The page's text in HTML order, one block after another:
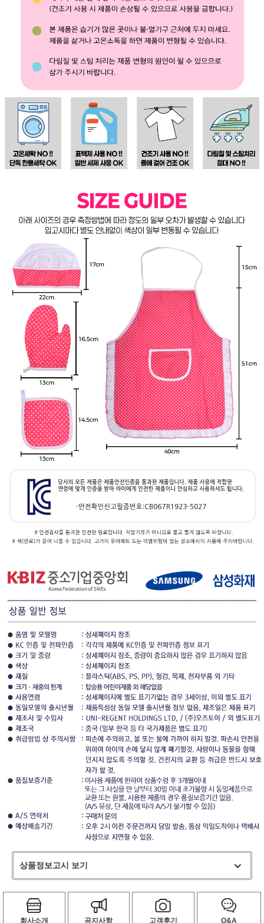
상품정보고시 보기
회사소개 공지사항 고객후기 Q&A